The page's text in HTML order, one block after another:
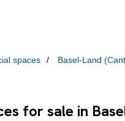
spaces Basel-Land
for sale in